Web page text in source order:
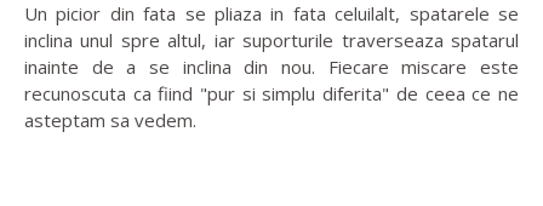
Un picior din fata se pliaza in fata celuilalt, spatarele se
inclina unul spre altul, iar suporturile traverseaza spatarul
inainte de a se inclina din nou. Fiecare miscare este
recunoscuta ca fiind "pur si simplu diferita" de ceea ce ne
asteptam sa vedem.